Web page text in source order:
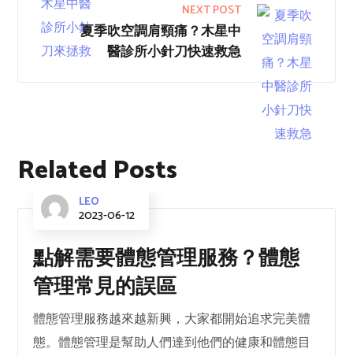
NEXT POST
夏季吹空調肩頸痛？木星中
醫診所小針刀快速救急
Related Posts
LEO
2023-06-12
點解需要體態管理服務？體態
管理常見的誤區
體態管理服務越來越新興，大家都開始追求完美體
態。體態管理是幫助人們達到他們的健康和體態目